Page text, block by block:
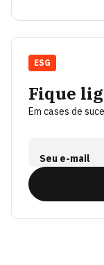
Fique
Em cases de
Seu e-mail
ESG